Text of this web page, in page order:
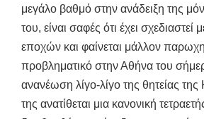
μεγάλο βαθμό στην ανάδειξη της
του, είναι σαφές ότι έχει σχεδιαστεί
εποχών και φαίνεται μάλλον
προβληματικό στην Αθήνα του
ανανέωση λίγο-λίγο της θητείας
της ανατίθεται μια κανονική